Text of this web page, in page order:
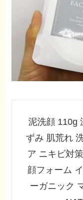
泥洗顔 110g
ずみ 肌荒れ
ア ニキビ対
顔フォーム
ーガニック